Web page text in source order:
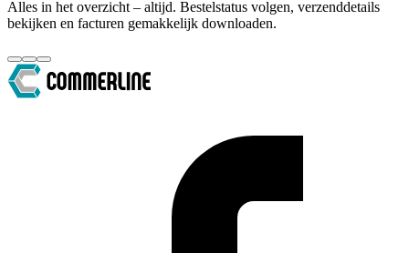
Alles in het overzicht – altijd. Bestelstatus volgen, verzenddetails
bekijken en facturen gemakkelijk downloaden.